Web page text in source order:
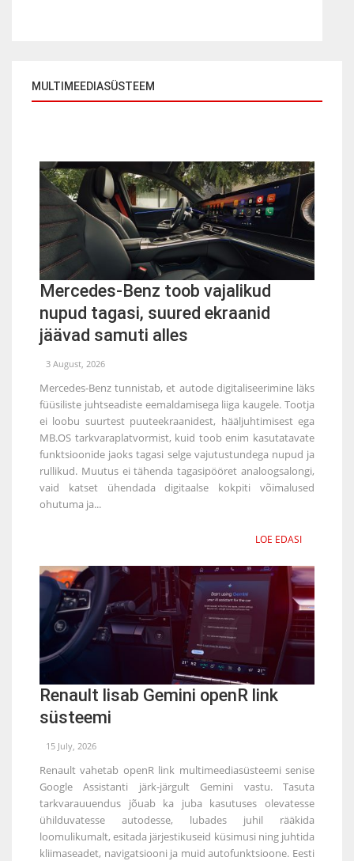
MULTIMEEDIASÜSTEEM
Mercedes-Benz toob vajalikud
nupud tagasi, suured ekraanid
jäävad samuti alles
3 August, 2026
Mercedes-Benz tunnistab, et autode digitaliseerimine läks
füüsiliste juhtseadiste eemaldamisega liiga kaugele. Tootja
ei loobu suurtest puuteekraanidest, hääljuhtimisest ega
MB.OS tarkvaraplatvormist, kuid toob enim kasutatavate
funktsioonide jaoks tagasi selge vajutustundega nupud ja
rullikud. Muutus ei tähenda tagasipööret analoogsalongi,
vaid katset ühendada digitaalse kokpiti võimalused
ohutuma ja...
LOE EDASI
Renault lisab Gemini openR link
süsteemi
15 July, 2026
Renault vahetab openR link multimeediasüsteemi senise
Google Assistanti järk-järgult Gemini vastu. Tasuta
tarkvarauuendus jõuab ka juba kasutuses olevatesse
ühilduvatesse autodesse, lubades juhil rääkida
loomulikumalt, esitada järjestikuseid küsimusi ning juhtida
kliimaseadet, navigatsiooni ja muid autofunktsioone. Eesti